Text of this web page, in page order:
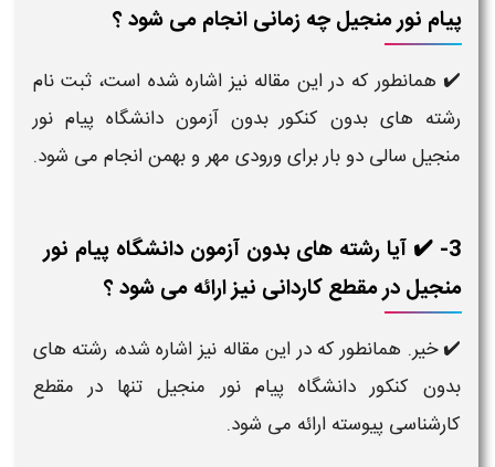
پیام نور منجیل چه زمانی انجام می شود ؟
✔️ همانطور که در این مقاله نیز اشاره شده است، ثبت نام
رشته های بدون کنکور بدون آزمون دانشگاه پیام نور
منجیل سالی دو بار برای ورودی مهر و بهمن انجام می شود.
3- ✔️ آیا رشته های بدون آزمون دانشگاه پیام نور
منجیل در مقطع کاردانی نیز ارائه می شود ؟
✔️ خیر. همانطور که در این مقاله نیز اشاره شده، رشته های
بدون کنکور دانشگاه پیام نور منجیل تنها در مقطع
کارشناسی پیوسته ارائه می شود.